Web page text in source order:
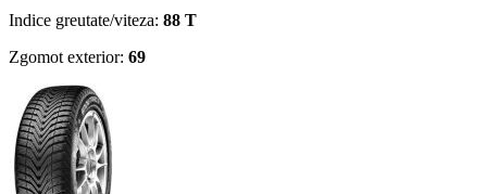
Indice greutate/viteza: 88 T
Zgomot exterior: 69